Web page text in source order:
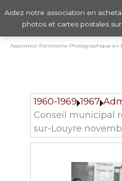
Aidez notre association en
photos et cartes postales
au
contenu
Association Patrimoine Photographique en
1960-1969 1967
Conseil municipal
sur-Louyre